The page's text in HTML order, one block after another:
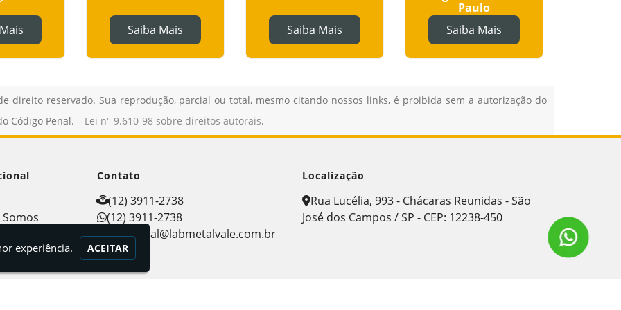
Saiba Mais Saiba Mais
Paulo
Saiba Mais
direito reservado. Sua reprodução, parcial ou total, mesmo citando nossos links, é proibida sem a autorização do
Código Penal. – Lei n° 9.610-98 sobre direitos autorais.
Contato
(12) 3911-2738
(12) 3911-2738
comercial@labmetalvale.com.br
Localização
Rua Lucélia, 993 - Chácaras Reunidas - São
José dos Campos / SP - CEP: 12238-450
experiência. ACEITAR